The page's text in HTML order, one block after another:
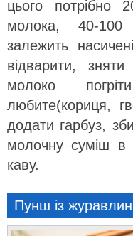
цього
молока, 40-100
залежить
відварити,
молоко
любите(кориця,
додати гарбуз,
молочну суміш в
каву.
Пунш із